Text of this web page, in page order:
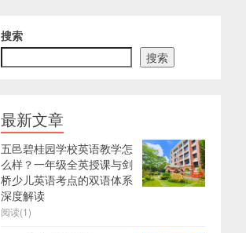
搜索
搜索
最新文章
五邑碧桂园学校英语教学怎
么样？一年级全英授课与剑
桥少儿英语考点的双语体系
深度解读
阅读(1)